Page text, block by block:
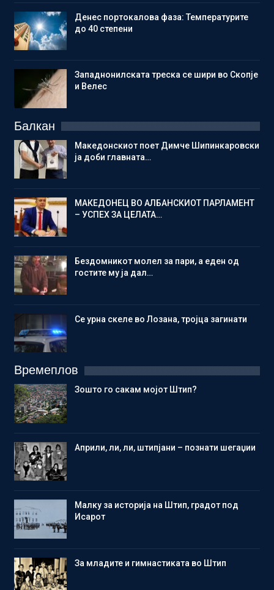
Денес портокалова фаза: Температурите
до 40 степени
Западнонилската треска се шири во Скопје
и Велес
Балкан
Македонскиот поет Димче Шипинкаровски
ја доби главната…
МАКЕДОНЕЦ ВО АЛБАНСКИОТ ПАРЛАМЕНТ
– УСПЕХ ЗА ЦЕЛАТА…
Бездомникот молел за пари, а еден од
гостите му ја дал…
Се урна скеле во Лозана, тројца загинати
Времеплов
Зошто го сакам мојот Штип?
Aприли, ли, ли, штипјани – познати шегаџии
Малку за историја на Штип, градот под
Исарот
Зa младите и гимнастиката во Штип